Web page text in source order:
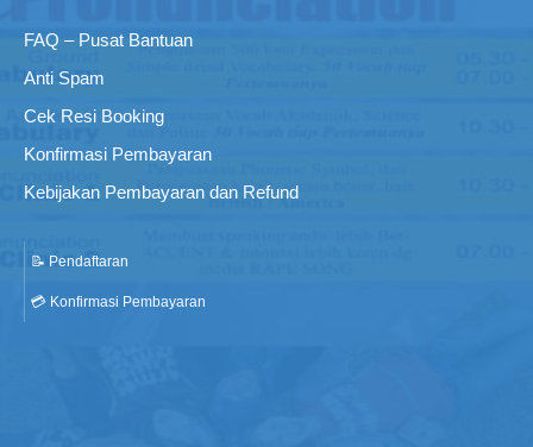
FAQ – Pusat Bantuan
Anti Spam
Cek Resi Booking
Konfirmasi Pembayaran
Kebijakan Pembayaran dan Refund
📝 Pendaftaran
💳 Konfirmasi Pembayaran